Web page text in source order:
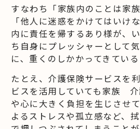
すなわち「家族内のことは家
「他人に迷惑をかけてはいけ
内に責任を帰するあり様が、
ち自身にプレッシャーとして
に、重くのしかかってきている
たとえ、介護保険サービスを
ビスを活用していても家族 介
や心に大きく負担を生じさせ
よるストレスや孤立感など、